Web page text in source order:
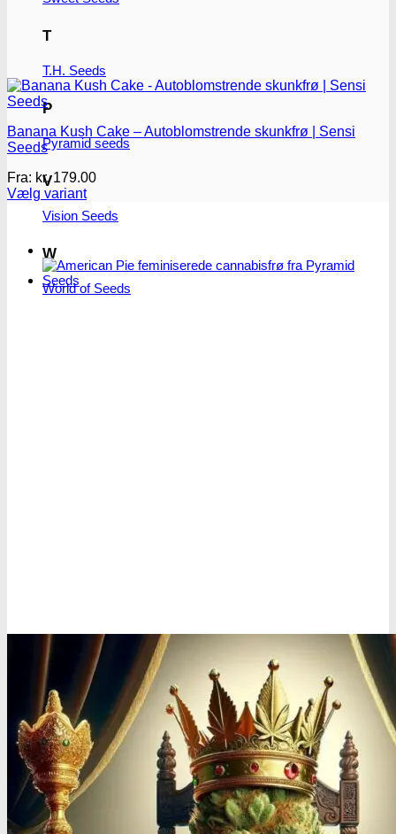
T
T.H. Seeds
P
Pyramid seeds
V
Vision Seeds
W
World of Seeds
Banana Kush Cake – Autoblomstrende skunkfrø | Sensi
Seeds
Fra: kr.179.00
Vælg variant
flere
varianter.
Mulighederne